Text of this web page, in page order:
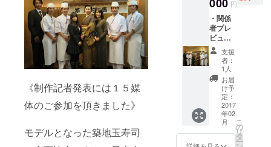
《制作記者発表には１５媒
体のご参加を頂きました》
モデルとなった築地玉寿司
こと御
前です
円
・関係
者プレ
ビュー
ペアご
招待 ・
先行予
約権付
本公演
チケッ
ト３枚
（Ｓ
席） ・
初代栄
蔵にぎ
支援
者：
1人
お届
け予
定：
2017
年02
月
こ
の
リ
タ
ー